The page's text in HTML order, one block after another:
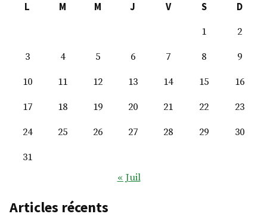
L
M M J V S
D
1
2
3
4 5 6 7 8
9
10
11 12 13 14 15
16
17
18 19 20 21 22
23
24
25 26 27 28 29
30
31
« Juil
Articles récents